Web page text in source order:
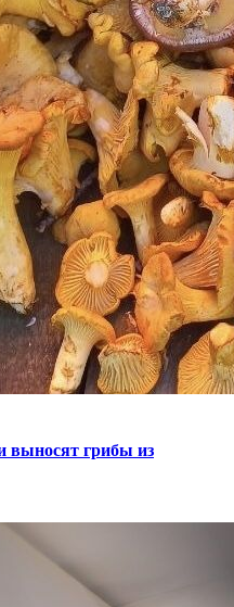
выносят грибы из